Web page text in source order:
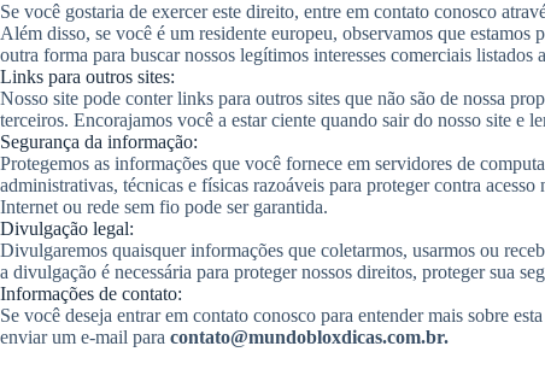
Se você gostaria de exercer este direito, entre em contato conosco
Além disso, se você é um residente europeu, observamos que
outra forma para buscar nossos legítimos interesses comerciais
Links para outros sites:
Nosso site pode conter links para outros sites que não são de nossa
terceiros. Encorajamos você a estar ciente quando sair do nosso site e
Segurança da informação:
Protegemos as informações que você fornece em servidores de
administrativas, técnicas e físicas razoáveis para proteger contra
Internet ou rede sem fio pode ser garantida.
Divulgação legal:
Divulgaremos quaisquer informações que coletarmos, usarmos ou
a divulgação é necessária para proteger nossos direitos, proteger sua
Informações de contato:
Se você deseja entrar em contato conosco para entender mais sobre
enviar um e-mail para contato@mundobloxdicas.com.br.